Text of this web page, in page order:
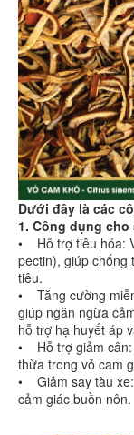
Dưới đây là các
1. Công dụng
• Hỗ trợ tiêu hóa:
pectin), giúp chống
tiêu.
• Tăng cường
giúp ngăn ngừa
hỗ trợ hạ huyết áp
• Hỗ trợ giảm cân:
thừa trong vỏ cam
• Giảm say tàu
cảm giác buồn nôn.